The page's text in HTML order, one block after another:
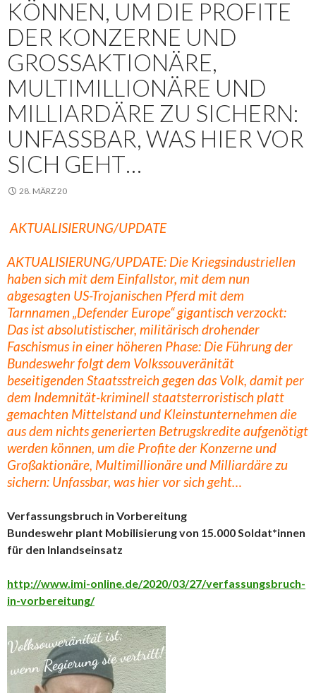
KÖNNEN, UM DIE PROFITE
DER KONZERNE UND
GROSSAKTIONÄRE, M
ULTIMILLIONÄRE UND M
ILLIARDÄRE ZU SICHERN: U
NFASSBAR, WAS HIER VOR S
ICH GEHT…
28. MÄRZ 20
AKTUALISIERUNG/UPDATE
AKTUALISIERUNG/UPDATE: Die Kriegsindustriellen
haben sich mit dem Einfallstor, mit dem nun
abgesagten US-Trojanischen Pferd mit dem
Tarnnamen „Defender Europe“ gigantisch verzockt:
Dasist absolutistischer, militärisch drohender
Faschismus in einer höheren Phase: Die Führung der
Bundeswehr folgt dem Volkssouveränität
beseitigenden Staatsstreich gegen das Volk, damit per
dem Indemnität-kriminell staatsterroristisch platt
gemachten Mittelstand und Kleinstunternehmen die
aus dem nichts generierten Betrugskredite aufgenötigt
werden können, um die Profite der Konzerne und
Großaktionäre, Multimillionäre und Milliardäre zu
sichern: Unfassbar, was hier vor sich geht…
Verfassungsbruch in Vorbereitung
Bundeswehr plant Mobilisierung von 15.000 Soldat*innen
für den Inlandseinsatz
http://www.imi-online.de/2020/03/27/verfassungsbruch-
in-vorbereitung/